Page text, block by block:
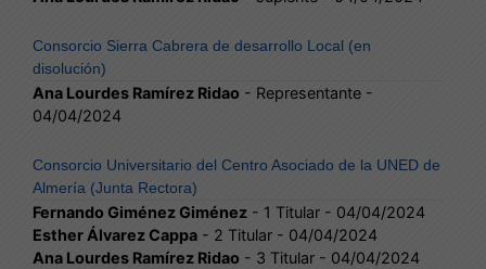
Consorcio Sierra Cabrera de desarrollo Local (en
disolución)
Ana Lourdes Ramírez Ridao - Representante -
04/04/2024
Consorcio Universitario del Centro Asociado de la UNED de
Almería (Junta Rectora)
Fernando Giménez Giménez - 1 Titular - 04/04/2024
Esther Álvarez Cappa - 2 Titular - 04/04/2024
Ana Lourdes Ramírez Ridao - 3 Titular - 04/04/2024